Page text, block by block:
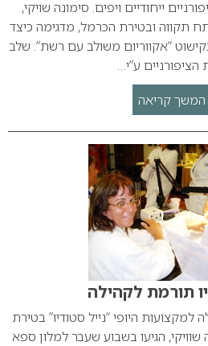
ייחודיים ויפים. סימונה שויקי,
תקווה ובטירת הכרמל, מדגימה כיצד
“אקווריום משולב עם רשת”. שלב
המשך קריאה
תורמת לקהילה
היופי “נייל סטודיו” בטירת
הגיעו בשבוע שעבר למלון ספא